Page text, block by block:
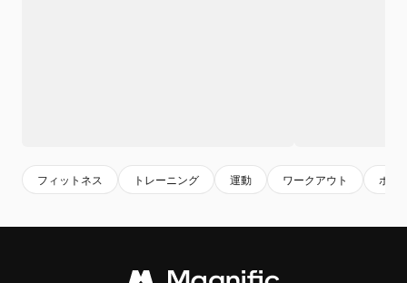
フィットネス トレーニング 運動 ワークアウト ボク